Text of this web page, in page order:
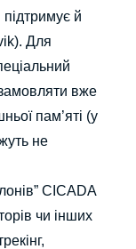
й
Для
вже
пам’яті (у
не
CICADA
чи інших